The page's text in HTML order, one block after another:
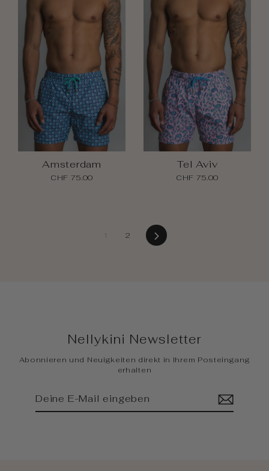
Amsterdam
CHF 75.00
Tel Aviv
CHF 75.00
1 2 Weiter
Nellykini Newsletter
Abonnieren und Neuigkeiten direkt in Ihrem Posteingang
erhalten